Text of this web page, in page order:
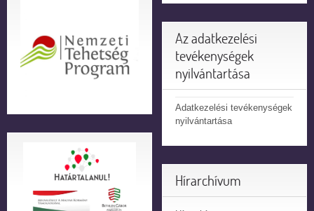
Az adatkezelési
tevékenységek
nyilvántartása
Adatkezelési tevékenységek
nyilvántartása
Hírarchívum